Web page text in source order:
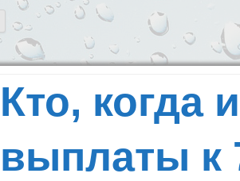
Кто, когда
выплаты к